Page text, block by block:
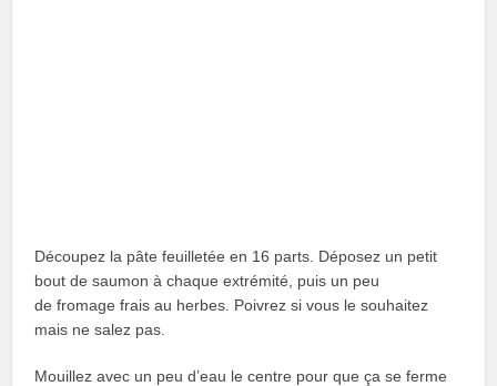
Découpez la pâte feuilletée en 16 parts. Déposez un petit
bout de saumon à chaque extrémité, puis un peu
de fromage frais au herbes. Poivrez si vous le souhaitez
mais ne salez pas.
Mouillez avec un peu d’eau le centre pour que ça se ferme